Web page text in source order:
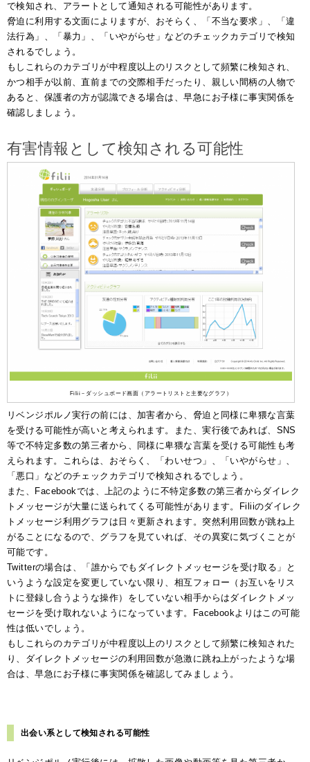
で検知され、アラートとして通知される可能性があります。
脅迫に利用する文面によりますが、おそらく、「不当な要求」、「違
法行為」、「暴力」、「いやがらせ」などのチェックカテゴリで検知
されるでしょう。
もしこれらのカテゴリが中程度以上のリスクとして頻繁に検知され、
かつ相手が以前、直前までの交際相手だったり、親しい間柄の人物で
あると、保護者の方が認識できる場合は、早急にお子様に事実関係を
確認しましょう。
有害情報として検知される可能性
Filii－ダッシュボード画面（アラートリストと主要なグラフ）
リベンジポルノ実行の前には、加害者から、脅迫と同様に卑猥な言葉
を受ける可能性が高いと考えられます。また、実行後であれば、SNS
等で不特定多数の第三者から、同様に卑猥な言葉を受ける可能性も考
えられます。これらは、おそらく、「わいせつ」、「いやがらせ」、
「悪口」などのチェックカテゴリで検知されるでしょう。
また、Facebookでは、上記のように不特定多数の第三者からダイレク
トメッセージが大量に送られてくる可能性があります。Filiiのダイレク
トメッセージ利用グラフは日々更新されます。突然利用回数が跳ね上
がることになるので、グラフを見ていれば、その異変に気づくことが
可能です。
Twitterの場合は、「誰からでもダイレクトメッセージを受け取る」と
いうような設定を変更していない限り、相互フォロー（お互いをリス
トに登録し合うような操作）をしていない相手からはダイレクトメッ
セージを受け取れないようになっています。Facebookよりはこの可能
性は低いでしょう。
もしこれらのカテゴリが中程度以上のリスクとして頻繁に検知された
り、ダイレクトメッセージの利用回数が急激に跳ね上がったような場
合は、早急にお子様に事実関係を確認してみましょう。
出会い系として検知される可能性